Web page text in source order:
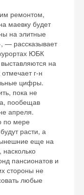
ремонтом,
маевку будет
на элитные
— рассказывает
ЮБК
на
г-н
цифры.
пока не
пообещав
апреля.
по мере
расти, а
еще на
насколько
пансионатов и
стороны не
любые